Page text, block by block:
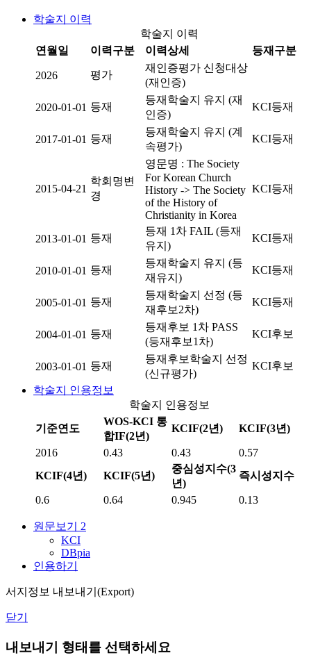
학술지 이력
학술지 이력
연월일
이력구분 이력상세 등재구분
2026 평가
재인증평가 신청대상
(재인증)
2020-01-01 등재
등재학술지 유지 (재
인증)
KCI등재
2017-01-01 등재
등재학술지 유지 (계
속평가)
KCI등재
2015-04-21
학회명변
경
영문명 : The Society
For Korean Church
History -> The Society
of the History of
Christianity in Korea
KCI등재
2013-01-01 등재
등재 1차 FAIL (등재
유지)
KCI등재
2010-01-01 등재
등재학술지 유지 (등
재유지)
KCI등재
2005-01-01 등재
등재학술지 선정 (등
재후보2차)
KCI등재
2004-01-01 등재
등재후보 1차 PASS
(등재후보1차)
KCI후보
2003-01-01 등재
등재후보학술지 선정
(신규평가)
KCI후보
학술지 인용정보
학술지 인용정보
기준연도
WOS-KCI 통
합IF(2년)
KCIF(2년) KCIF(3년)
2016 0.43 0.43
0.57
KCIF(4년)
KCIF(5년)
중심성지수(3
년)
즉시성지수
0.6 0.64 0.945 0.13
원문보기 2
KCI
DBpia
인용하기
서지정보 내보내기(Export)
닫기
내보내기 형태를 선택하세요